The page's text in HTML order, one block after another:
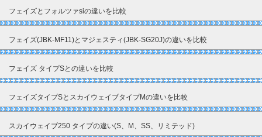
フェイズとフォルツァsiの違いを比較
フェイズ(JBK-MF11)とマジェスティ(JBK-SG20J)の違いを比較
フェイズ タイプSとの違いを比較
フェイズタイプSとスカイウェイブタイプMの違いを比較
スカイウェイブ250 タイプの違い(S、M、SS、リミテッド)